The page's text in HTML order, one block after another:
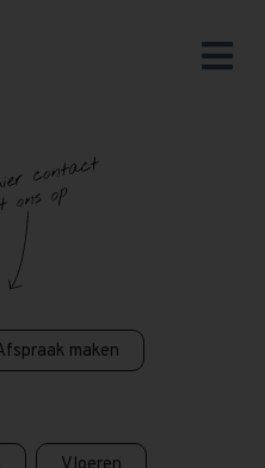
maken